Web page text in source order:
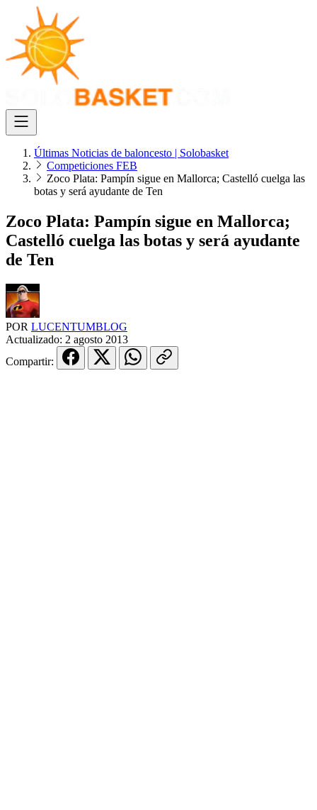
Últimas Noticias de baloncesto | Solobasket
Competiciones FEB
Zoco Plata: Pampín sigue en Mallorca; Castelló cuelga las
botas y será ayudante de Ten
Zoco Plata: Pampín sigue en Mallorca;
Castelló cuelga las botas y será ayudante
de Ten
POR LUCENTUMBLOG
Actualizado: 2 agosto 2013
Compartir: